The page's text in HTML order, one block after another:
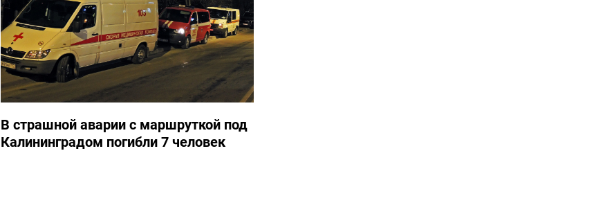
В страшной аварии с маршруткой под
Калининградом погибли 7 человек